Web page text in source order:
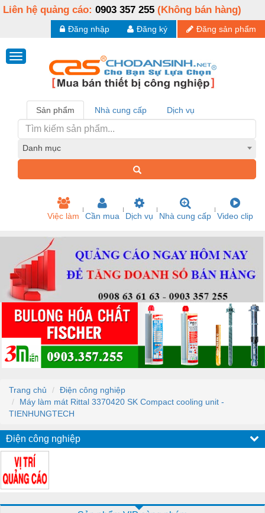
Liên hệ quảng cáo: 0903 357 255 (Không bán hàng)
Đăng sản phẩm
Đăng ký
Đăng nhập
Sản phẩm Nhà cung cấp Dịch vụ
Danh mục
Việc làm Cần mua Dịch vụ Nhà cung cấp Video clip
Trang chủ
Điện công nghiệp
Máy làm mát Rittal 3370420 SK Compact cooling unit -
TIENHUNGTECH
Điện công nghiệp